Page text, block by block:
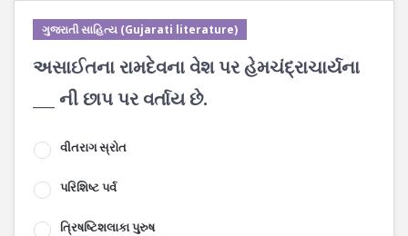
ગુજરાતી સાહિત્ય (Gujarati literature)
અસાઈતના રામદેવના વેશ પર હેમચંદ્રાચાર્યના
___ ની છાપ પર વર્તાય છે.
વીતરાગ સ્રોત
પરિશિષ્ટ પર્વ
ત્રિષષ્ટિશલાકા પુરુષ